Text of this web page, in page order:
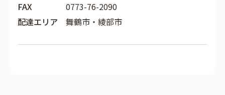
FAX
0773-76-2090
配達エリア
舞鶴市・綾部市